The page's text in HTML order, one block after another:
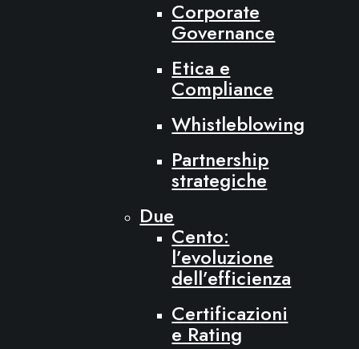
Corporate
Governance
Etica e
Compliance
Whistleblowing
Partnership
strategiche
Due
Cento:
l’evoluzione
dell’efficienza
Certificazioni
e Rating